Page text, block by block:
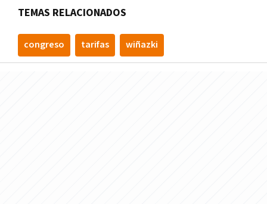
TEMAS RELACIONADOS
congreso tarifas wiñazki